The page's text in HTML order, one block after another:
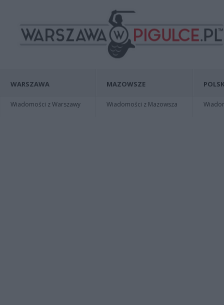
WARSZAWA
Wiadomości z Warszawy
MAZOWSZE
Wiadomości z Mazowsza